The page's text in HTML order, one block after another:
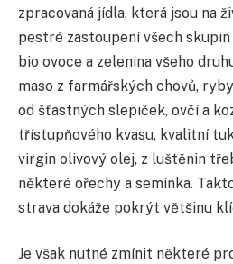
zpracovaná jídla, která jsou na
pestré zastoupení všech
bio ovoce a zelenina všeho
maso z farmářských chovů,
od šťastných slepiček, ovčí a
třístupňového kvasu, kvalitní
virgin olivový olej, z luštěnin
některé ořechy a semínka.
strava dokáže pokrýt většinu
Je však nutné zmínit některé